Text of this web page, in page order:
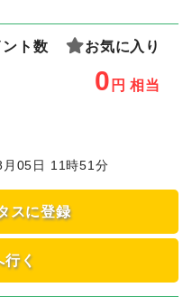
ト数 お気に入り
0 円 相当
05日 11時51分
スに登録
く